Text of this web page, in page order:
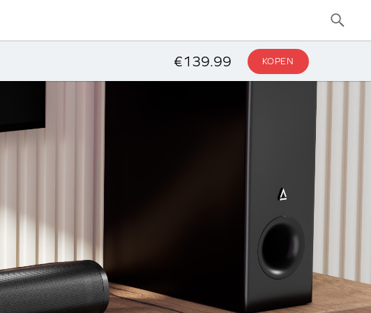
€139.99 KOPEN